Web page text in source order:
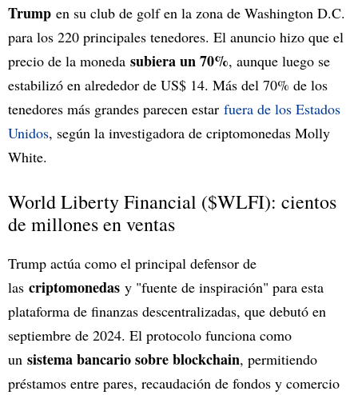
Trump en su club de golf en la zona de Washington D.C.
para los 220 principales tenedores. El anuncio hizo que el
precio de la moneda subiera un 70%, aunque luego se
estabilizó en alrededor de US$ 14. Más del 70% de los
tenedores más grandes parecen estar fuera de los Estados
Unidos, según la investigadora de criptomonedas Molly
White.
World Liberty Financial ($WLFI): cientos
de millones en ventas
Trump actúa como el principal defensor de
las criptomonedas y "fuente de inspiración" para esta
plataforma de finanzas descentralizadas, que debutó en
septiembre de 2024. El protocolo funciona como
un sistema bancario sobre blockchain, permitiendo
préstamos entre pares, recaudación de fondos y comercio